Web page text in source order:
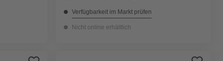
Verfügbarkeit im Markt prüfen
Nicht online erhältlich